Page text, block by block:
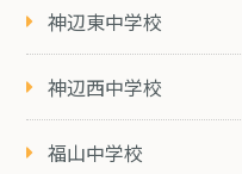
神辺東中学校
神辺西中学校
福山中学校